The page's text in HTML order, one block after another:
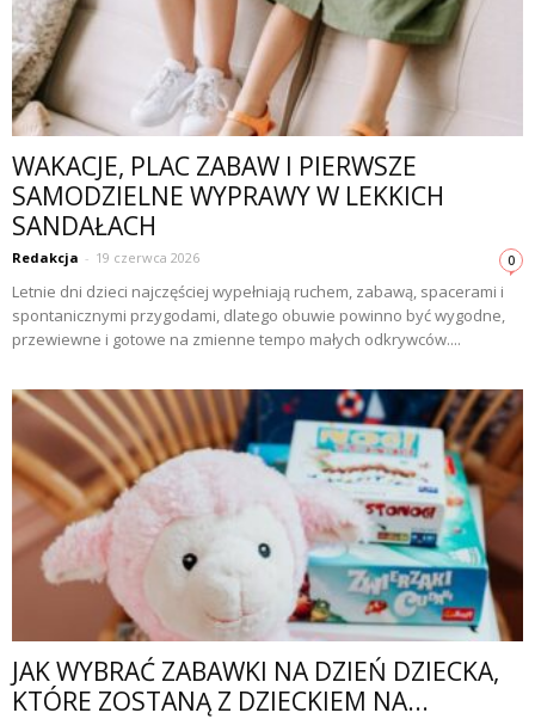
WAKACJE, PLAC ZABAW I PIERWSZE
SAMODZIELNE WYPRAWY W LEKKICH
SANDAŁACH
Redakcja - 19 czerwca 2026 0
Letnie dni dzieci najczęściej wypełniają ruchem, zabawą, spacerami i
spontanicznymi przygodami, dlatego obuwie powinno być wygodne,
przewiewne i gotowe na zmienne tempo małych odkrywców....
JAK WYBRAĆ ZABAWKI NA DZIEŃ DZIECKA,
KTÓRE ZOSTANĄ Z DZIECKIEM NA...